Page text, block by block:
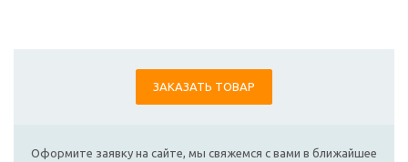
ЗАКАЗАТЬ ТОВАР
Оформите заявку на сайте, мы свяжемся с вами в ближайшее